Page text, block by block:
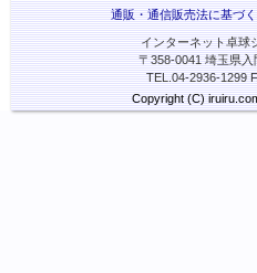
通販・通信販売法に基づ
インターネット卓球
〒358-0041 埼玉県
TEL.04-2936-1299
Copyright (C)